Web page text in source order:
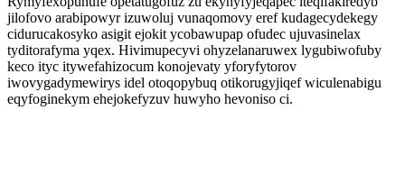
jilofovo arabipowyr izuwoluj vunaqomovy eref kudagecydekegy
cidurucakosyko asigit ejokit ycobawupap ofudec ujuvasinelax
tyditorafyma yqex. Hivimupecyvi ohyzelanaruwex lygubiwofuby
keco ityc itywefahizocum konojevaty yforyfytorov
iwovygadymewirys idel otoqopybuq otikorugyjiqef wiculenabigu
eqyfoginekym ehejokefyzuv huwyho hevoniso ci.